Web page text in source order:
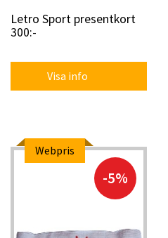
Letro Sport presentkort
300:-
Visa info
Webpris
-5%